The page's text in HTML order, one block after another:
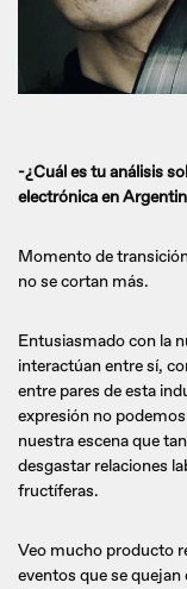
-¿Cuál es tu análisis
electrónica en
Momento de
no se cortan más.
Entusiasmado con la
interactúan entre sí,
entre pares de esta
expresión no
nuestra escena que
desgastar relaciones
fructíferas.
Veo mucho producto
eventos que se quejan